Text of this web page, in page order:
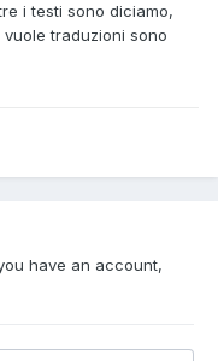
i testi sono diciamo,
traduzioni sono
have an account,